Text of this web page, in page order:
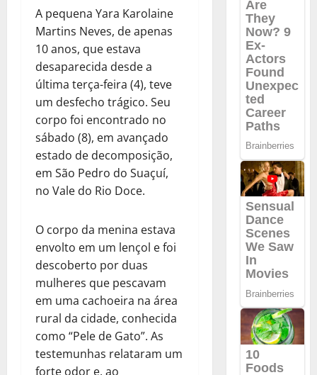
A pequena Yara Karolaine
Martins Neves, de apenas
10 anos, que estava
desaparecida desde a
última terça-feira (4), teve
um desfecho trágico. Seu
corpo foi encontrado no
sábado (8), em avançado
estado de decomposição,
em São Pedro do Suaçuí,
no Vale do Rio Doce.
O corpo da menina estava
envolto em um lençol e foi
descoberto por duas
mulheres que pescavam
em uma cachoeira na área
rural da cidade, conhecida
como “Pele de Gato”. As
testemunhas relataram um
forte odor e, ao